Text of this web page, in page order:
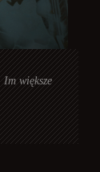
Im większe